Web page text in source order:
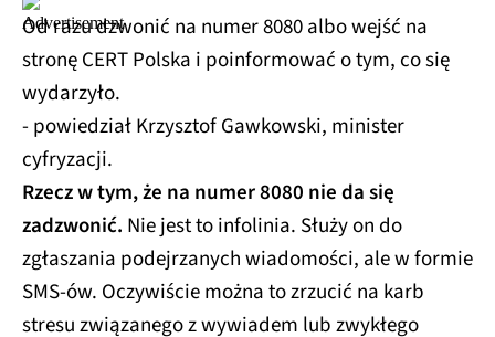
Od razu dzwonić na numer 8080 albo wejść na
stronę CERT Polska i poinformować o tym, co się
wydarzyło.
- powiedział Krzysztof Gawkowski, minister
cyfryzacji.
Rzecz w tym, że na numer 8080 nie da się
zadzwonić. Nie jest to infolinia. Służy on do
zgłaszania podejrzanych wiadomości, ale w formie
SMS-ów. Oczywiście można to zrzucić na karb
stresu związanego z wywiadem lub zwykłego